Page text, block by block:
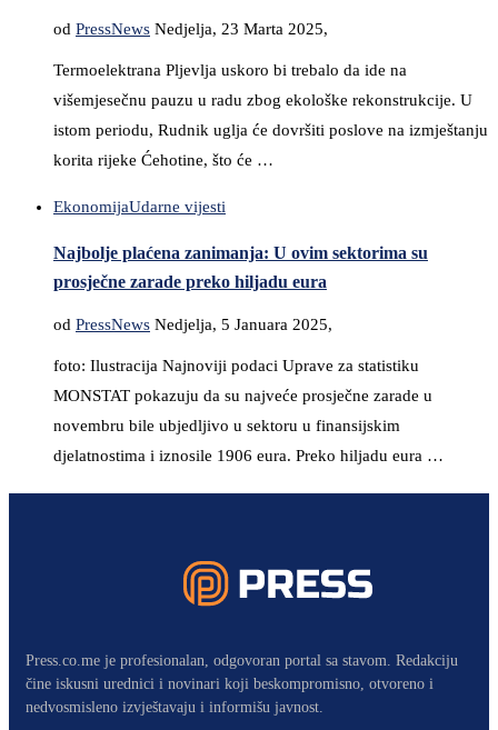
od PressNews Nedjelja, 23 Marta 2025,
Termoelektrana Pljevlja uskoro bi trebalo da ide na
višemjesečnu pauzu u radu zbog ekološke rekonstrukcije. U
istom periodu, Rudnik uglja će dovršiti poslove na izmještanju
korita rijeke Ćehotine, što će …
EkonomijaUdarne vijesti
Najbolje plaćena zanimanja: U ovim sektorima su
prosječne zarade preko hiljadu eura
od PressNews Nedjelja, 5 Januara 2025,
foto: Ilustracija Najnoviji podaci Uprave za statistiku
MONSTAT pokazuju da su najveće prosječne zarade u
novembru bile ubjedljivo u sektoru u finansijskim
djelatnostima i iznosile 1906 eura. Preko hiljadu eura …
Press.co.me je profesionalan, odgovoran portal sa stavom. Redakciju
čine iskusni urednici i novinari koji beskompromisno, otvoreno i
nedvosmisleno izvještavaju i informišu javnost.